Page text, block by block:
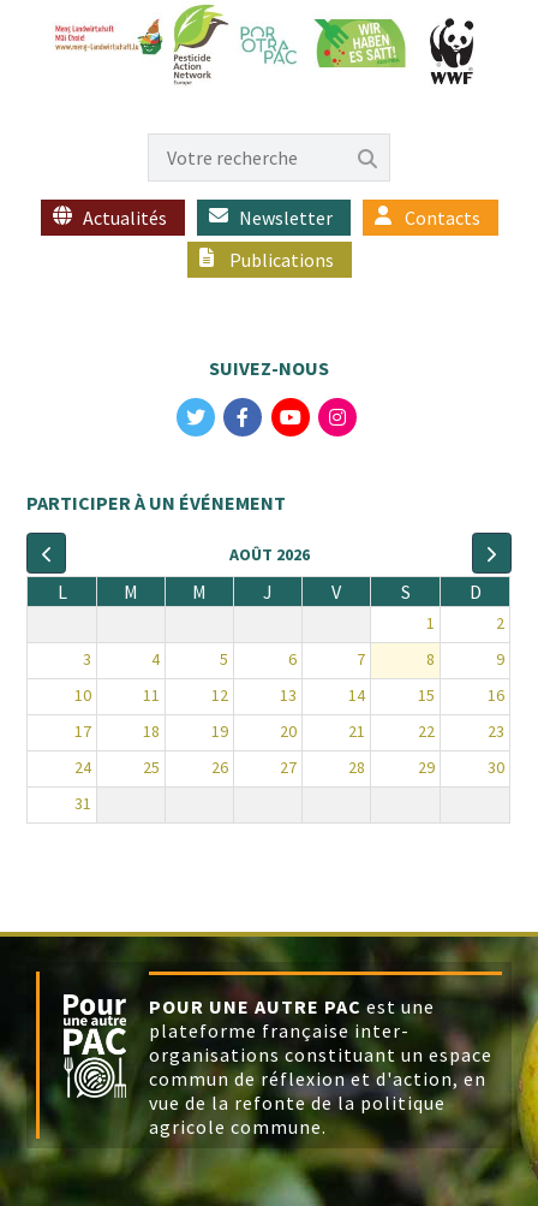
Actualités Newsletter
Contacts
Publications
SUIVEZ-NOUS
PARTICIPER À UN ÉVÉNEMENT
AOÛT 2026
L M M J V S D
1
2
3
4 5 6 7 8
9
10
11 12 13 14 15
16
17
18 19 20 21 22
23
24
25 26 27 28 29
30
31
POUR UNE AUTRE PAC est une
plateforme française inter-
organisations constituant un espace
commun de réflexion et d'action, en
vue de la refonte de la politique
agricole commune.